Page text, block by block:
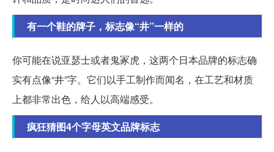
有一个鞋的牌子，标志像“井”一样的
你可能在说亚瑟士或者鬼冢虎，这两个日本品牌的标志确
实有点像“井”字。它们以手工制作而闻名，在工艺和材质
上都非常出色，给人以高端感受。
疯狂猜图4个字母英文品牌标志